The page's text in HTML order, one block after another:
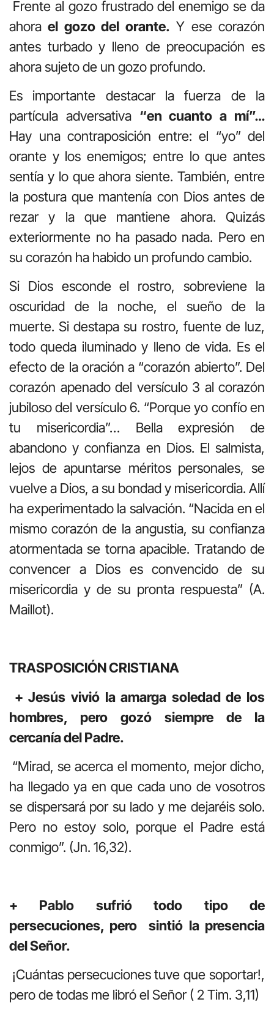
Frente al gozo frustrado del enemigo se da
ahorael gozo del orante. Y ese corazón
antes turbado y lleno de preocupación es
ahora sujeto de un gozo profundo.
Es importante destacar la fuerza de la
partícula adversativa “en cuanto a mí”…
Hay una contraposición entre: el “yo” del
orante y los enemigos; entre lo que antes
sentía y lo que ahora siente. También, entre
la postura que mantenía con Dios antes de
rezar y la que mantiene ahora. Quizás
exteriormente no ha pasado nada. Pero en
su corazón ha habido un profundo cambio.
Si Dios esconde el rostro, sobreviene la
oscuridad de la noche, el sueño de la
muerte. Si destapa su rostro, fuente de luz,
todo queda iluminado y lleno de vida. Es el
efecto de la oración a “corazón abierto”. Del
corazón apenado del versículo 3 al corazón
jubiloso del versículo 6. “Porque yo confío en
tu misericordia”… Bella expresión de
abandono y confianza en Dios. El salmista,
lejos de apuntarse méritos personales, se
vuelve a Dios, a su bondad y misericordia. Allí
ha experimentado la salvación. “Nacida en el
mismo corazón de la angustia, su confianza
atormentada se torna apacible. Tratando de
convencer a Dios es convencido de su
misericordia y de su pronta respuesta” (A.
Maillot).
TRASPOSICIÓN CRISTIANA
+ Jesús vivió la amarga soledad de los
hombres, pero gozó siempre de la
cercanía del Padre.
“Mirad, se acerca el momento, mejor dicho,
ha llegado ya en que cada uno de vosotros
se dispersará por su lado y me dejaréis solo.
Pero no estoy solo, porque el Padre está
conmigo”. (Jn. 16,32).
+ Pablo sufrió todo tipo de
persecuciones, pero sintió la presencia
del Señor.
¡Cuántas persecuciones tuve que soportar!,
pero de todas me libró el Señor ( 2 Tim. 3,11)